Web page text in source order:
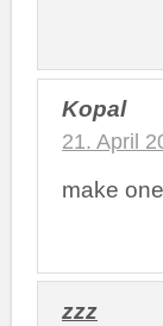
Kopal
21. April
make
zzz